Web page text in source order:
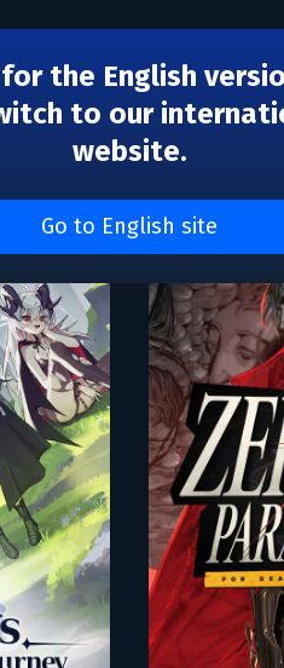
the English
to our
website.
Go to English site
QuadCom